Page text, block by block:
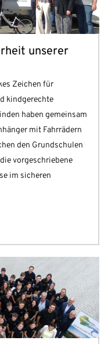
unserer
Zeichen für
kindgerechte
haben gemeinsam
mit Fahrrädern
den Grundschulen
vorgeschriebene
im sicheren